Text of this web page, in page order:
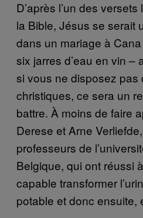
D’après l’un des
la Bible, Jésus se serait
dans un mariage à
six jarres d’eau en vin –
si vous ne disposez pas
christiques, ce sera un
battre. À moins de faire
Derese et Arne
professeurs de
Belgique, qui ont réussi
capable transformer
potable et donc ensuite,